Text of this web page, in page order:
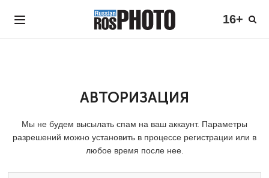
16+
АВТОРИЗАЦИЯ
Мы не будем высылать спам на ваш аккаунт. Параметры
разрешений можно установить в процессе регистрации или в
любое время после нее.